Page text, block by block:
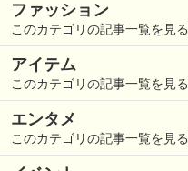
ファッション
このカテゴリの記事一覧を見る
アイテム
このカテゴリの記事一覧を見る
エンタメ
このカテゴリの記事一覧を見る